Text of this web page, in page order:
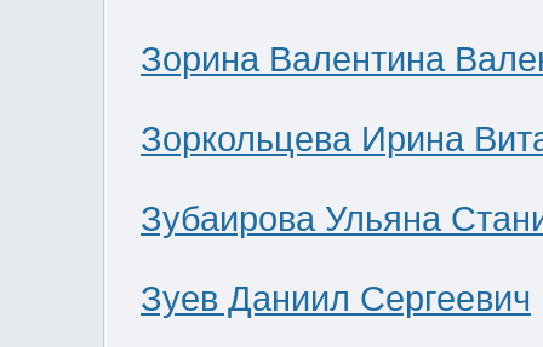
Зорина Валентина
Зоркольцева Ирина
Зубаирова Ульяна
Зуев Даниил Сергеевич